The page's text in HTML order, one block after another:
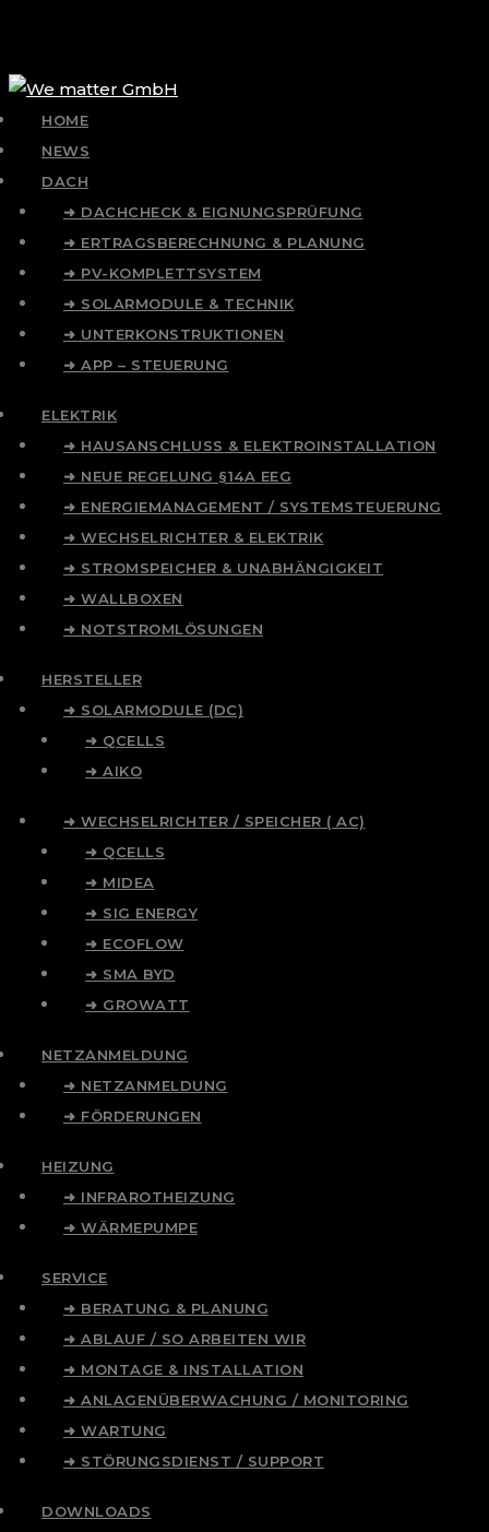
HOME
NEWS
DACH
➜ DACHCHECK & EIGNUNGSPRÜFUNG
➜ ERTRAGSBERECHNUNG & PLANUNG
➜ PV-KOMPLETTSYSTEM
➜ SOLARMODULE & TECHNIK
➜ UNTERKONSTRUKTIONEN
➜ APP – STEUERUNG
ELEKTRIK
➜ HAUSANSCHLUSS & ELEKTROINSTALLATION
➜ NEUE REGELUNG §14A EEG
➜ ENERGIEMANAGEMENT / SYSTEMSTEUERUNG
➜ WECHSELRICHTER & ELEKTRIK
➜ STROMSPEICHER & UNABHÄNGIGKEIT
➜ WALLBOXEN
➜ NOTSTROMLÖSUNGEN
HERSTELLER
➜ SOLARMODULE (DC)
➜ QCELLS
➜ AIKO
➜ WECHSELRICHTER / SPEICHER ( AC)
➜ QCELLS
➜ MIDEA
➜ SIG ENERGY
➜ ECOFLOW
➜ SMA BYD
➜ GROWATT
NETZANMELDUNG
➜ NETZANMELDUNG
➜ FÖRDERUNGEN
HEIZUNG
➜ INFRAROTHEIZUNG
➜ WÄRMEPUMPE
SERVICE
➜ BERATUNG & PLANUNG
➜ ABLAUF / SO ARBEITEN WIR
➜ MONTAGE & INSTALLATION
➜ ANLAGENÜBERWACHUNG / MONITORING
➜ WARTUNG
➜ STÖRUNGSDIENST / SUPPORT
DOWNLOADS